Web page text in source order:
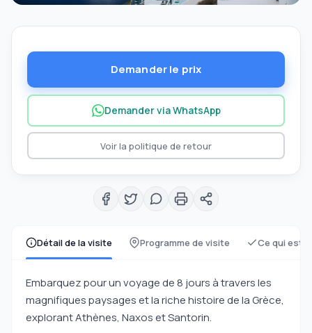
Détail de la visite Programme de visite Ce qui est
Embarquez pour un voyage de 8 jours à travers les
magnifiques paysages et la riche histoire de la Grèce,
explorant Athènes, Naxos et Santorin.
Demander le prix
Demander via WhatsApp
Voir la politique de retour